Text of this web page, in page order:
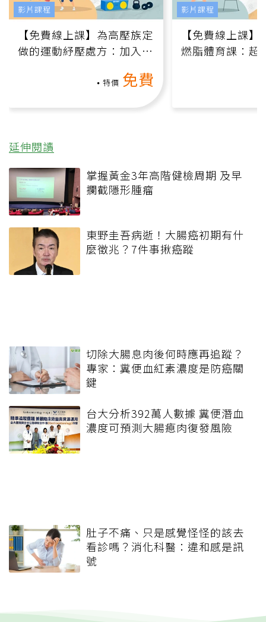
【免費線上課】為高壓族定
做的運動紓壓處方：加入行
特價 免費
影片課程
【免費線上課
燃脂體育課：超
影片課程
延伸閱讀
掌握黃金3年高階健檢周期 及早
攔截隱形腫瘤
東野圭吾病逝！大腸癌初期有什
麼徵兆？7件事揪癌蹤
切除大腸息肉後何時應再追蹤？
專家：糞便血紅素濃度是防癌關
鍵
台大分析392萬人數據 糞便潛血
濃度可預測大腸瘜肉復發風險
肚子不痛、只是感覺怪怪的該去
看診嗎？消化科醫：違和感是訊
號